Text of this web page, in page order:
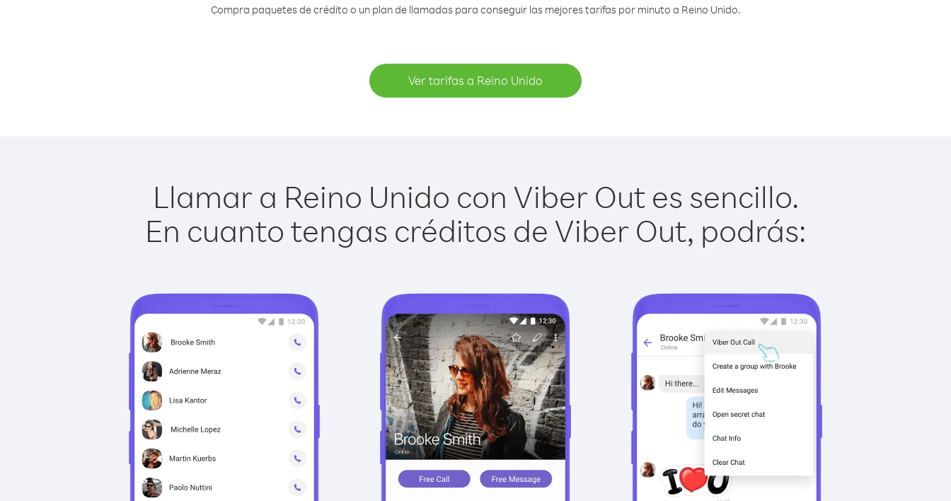
Compra paquetes de crédito o un plan de llamadas para conseguir las mejores tarifas por minuto a Reino Unido.
Ver tarifas a Reino Unido
Llamar a Reino Unido con Viber Out es sencillo.
En cuanto tengas créditos de Viber Out, podrás: